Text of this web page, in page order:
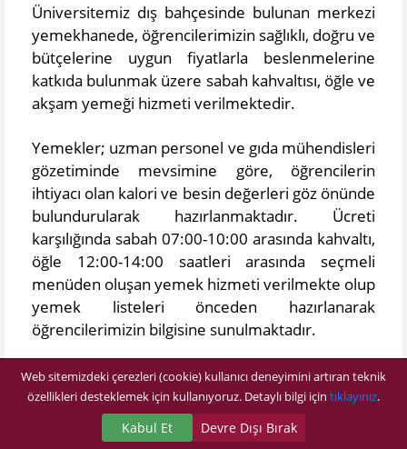
​Üniversitemiz dış bahçesinde bulunan merkezi
yemekhanede, öğrencilerimizin sağlıklı, doğru ve
bütçelerine uygun fiyatlarla beslenmelerine
katkıda bulunmak üzere sabah kahvaltısı, öğle ve
akşam yemeği hizmeti verilmektedir.
Yemekler; uzman personel ve gıda mühendisleri
gözetiminde mevsimine göre, öğrencilerin
ihtiyacı olan kalori ve besin değerleri göz önünde
bulundurularak hazırlanmaktadır. Ücreti
karşılığında sabah 07:00-10:00 arasında kahvaltı,
öğle 12:00-14:00 saatleri arasında seçmeli
menüden oluşan yemek hizmeti verilmekte olup
yemek listeleri önceden hazırlanarak
öğrencilerimizin bilgisine sunulmaktadır.​
Web sitemizdeki çerezleri (cookie) kullanıcı deneyimini artıran teknik
özellikleri desteklemek için kullanıyoruz. Detaylı bilgi için tıklayınız.
Kabul Et Devre Dışı Bırak